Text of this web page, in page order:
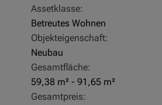
Assetklasse:
Betreutes Wohnen
Objekteigenschaft:
Neubau
Gesamtfläche:
59,38 m² - 91,65 m²
Gesamtpreis: